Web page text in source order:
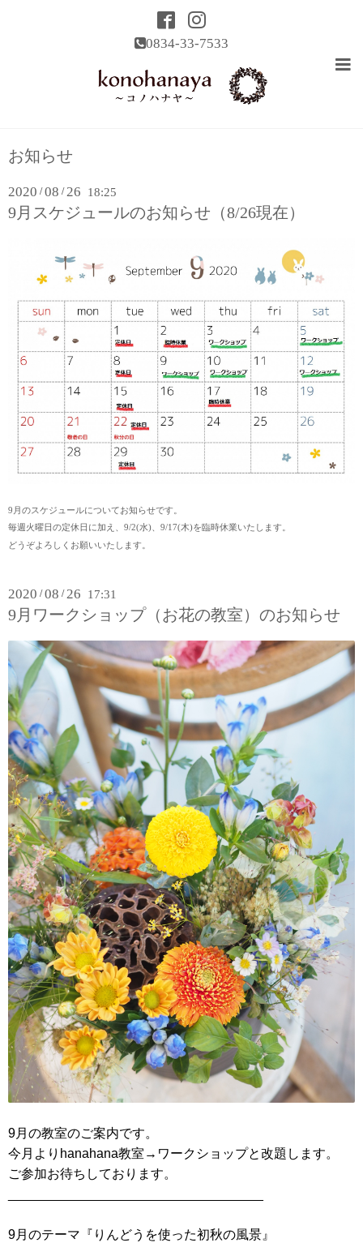
0834-33-7533
お知らせ
2020 /08 /26 18:25
9月スケジュールのお知らせ（8/26現在）
9月のスケジュールについてお知らせです。
毎週火曜日の定休日に加え、9/2(水)、9/17(木)を臨時休業いたします。
どうぞよろしくお願いいたします。
2020 /08 / 26 17:31
9月ワークショップ（お花の教室）のお知らせ
9月の教室のご案内です。
今月よりhanahana教室→ワークショップと改題します。
ご参加お待ちしております。
9月のテーマ『りんどうを使った初秋の風景』